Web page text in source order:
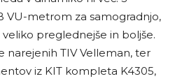
VU-metrom za samogradnjo,
preglednejše in boljše.
narejenih TIV Velleman, ter
iz KIT kompleta K4305,